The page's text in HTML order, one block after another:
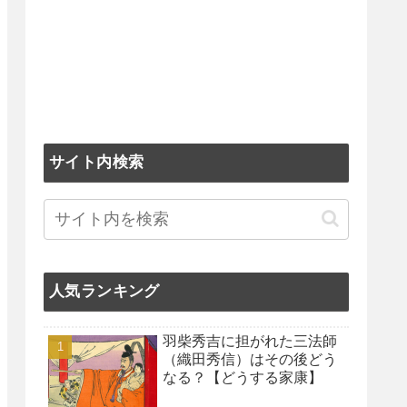
サイト内検索
人気ランキング
羽柴秀吉に担がれた三法師
（織田秀信）はその後どう
なる？【どうする家康】